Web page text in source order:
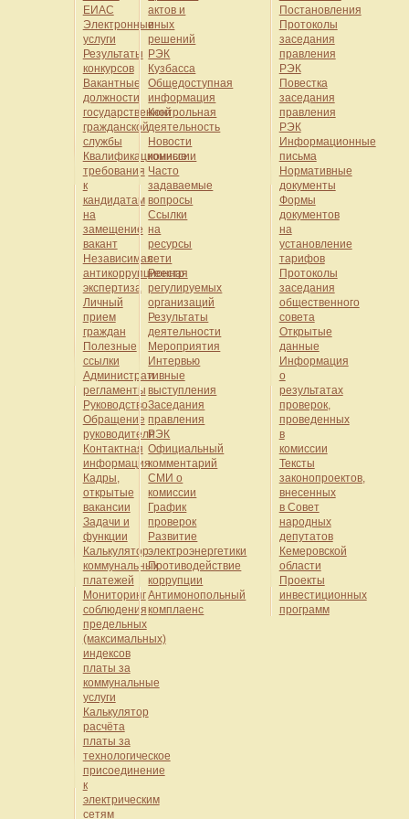
ЕИАС
Электронные
услуги
Результаты
конкурсов
Вакантные
должности
государственной
гражданской
службы
Квалификационные
требования
к
кандидатам
на
замещение
вакант
Независимая
антикоррупционная
экспертиза
Личный
прием
граждан
Полезные
ссылки
Административные
регламенты
Руководство
Обращение
руководителя
Контактная
информация
Кадры,
открытые
вакансии
Задачи и
функции
Калькулятор
коммунальных
платежей
Мониторинг
соблюдения
предельных
(максимальных)
индексов
платы за
коммунальные
услуги
Калькулятор
расчёта
платы за
технологическое
присоединение
к
электрическим
сетям
актов и
иных
решений
РЭК
Кузбасса
Общедоступная
информация
Контрольная
деятельность
Новости
комиссии
Часто
задаваемые
вопросы
Ссылки
на
ресурсы
сети
Реестр
регулируемых
организаций
Результаты
деятельности
Мероприятия
Интервью
и
выступления
Заседания
правления
РЭК
Официальный
комментарий
СМИ о
комиссии
График
проверок
Развитие
электроэнергетики
Противодействие
коррупции
Антимонопольный
комплаенс
Постановления
Протоколы
заседания
правления
РЭК
Повестка
заседания
правления
РЭК
Информационные
письма
Нормативные
документы
Формы
документов
на
установление
тарифов
Протоколы
заседания
общественного
совета
Открытые
данные
Информация
о
результатах
проверок,
проведенных
в
комиссии
Тексты
законопроектов,
внесенных
в Совет
народных
депутатов
Кемеровской
области
Проекты
инвестиционных
программ